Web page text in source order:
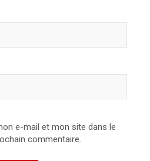
e-mail et mon site dans le
commentaire.